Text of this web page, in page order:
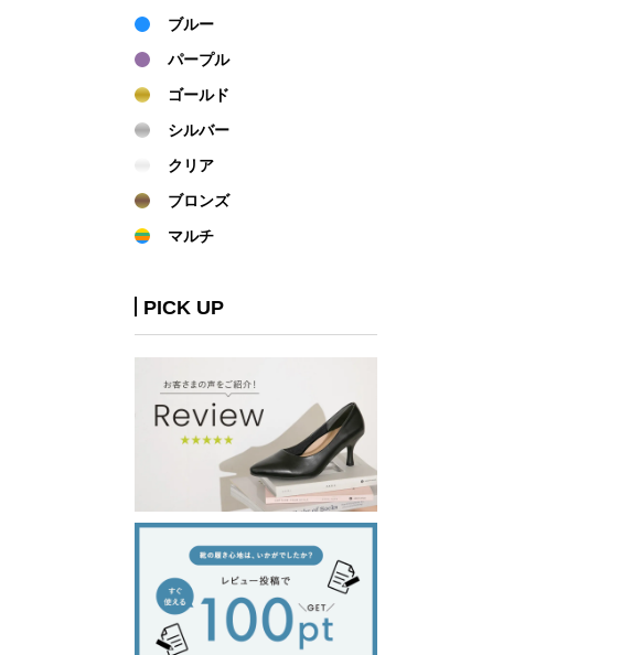
ブルー
パープル
ゴールド
シルバー
クリア
ブロンズ
マルチ
PICK UP